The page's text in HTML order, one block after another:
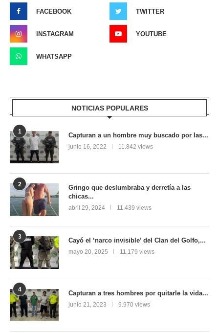
FACEBOOK TWITTER
INSTAGRAM YOUTUBE
WHATSAPP
NOTICIAS POPULARES
1 Capturan a un hombre muy buscado por las...
junio 16, 2022 11.842 views
2
Gringo que deslumbraba y derretía a las
chicas...
abril 29, 2024 11.439 views
3 Cayó el ‘narco invisible’ del Clan del Golfo,...
mayo 20, 2025 11.179 views
4 Capturan a tres hombres por quitarle la vida...
junio 21, 2023 9.970 views